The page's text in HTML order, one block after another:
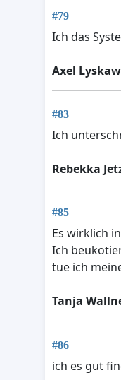
#79
Ich das
Axel
#83
Ich
Rebekka
#85
Es wirklich
Ich
tue ich
Tanja
#86
ich es gut